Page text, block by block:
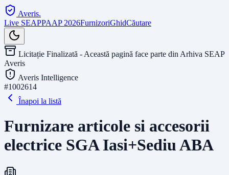
Averis.
Live SEAPPAAP 2026FurnizoriGhidCăutare
Licitație Finalizată - Această pagină face parte din Arhiva SEAP
Averis
Averis Intelligence
#1002614
Înapoi la listă
Furnizare articole si accesorii
electrice SGA Iasi+Sediu ABA